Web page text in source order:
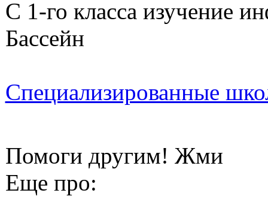
С 1-го класса изучение
Бассейн
Специализированные
Помоги другим! Жми
Еще про: